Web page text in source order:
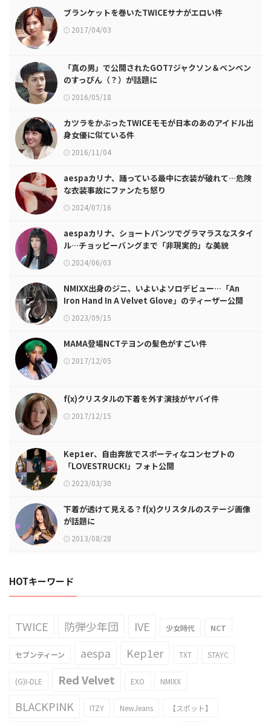
ブランケットを巻いたTWICEサナがエロい件
2017/04/03
「真の男」で公開されたGOT7ジャクソン＆ベンベン
のすっぴん（？）が話題に
2016/05/18
カツラをかぶったTWICEモモが日本のあのアイドル出
身女優に似ている件
2016/11/04
aespaカリナ、踊っている最中に衣装が破れて…危険
な衣装事故にファンたち怒り
2024/07/16
aespaカリナ、ショートパンツでグラマラスなスタイ
ル…チョッピーバングまで「非現実的」な美貌
2024/06/03
NMIXX出身のジニ、いよいよソロデビュー…「An
Iron Hand In A Velvet Glove」のティーザー公開
2023/09/15
MAMA登場NCTテヨンの髪色がすごい件
2017/12/05
f(x)クリスタルの下着を外す演技がヤバイ件
2017/12/15
Kep1er、自由奔放でスポーティなコンセプトの
「LOVESTRUCK!」フォト公開
2023/03/30
下着が透けて見える？f(x)クリスタルのステージ画像
が話題に
2013/08/28
HOTキーワード
TWICE 防弾少年団 IVE 少女時代 NCT
セブンティーン aespa Kep1er TXT STAYC
(G)I-DLE Red Velvet EXO NMIXX
BLACKPINK ITZY NewJeans 【スポット】